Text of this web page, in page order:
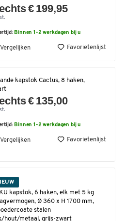
€ 199,95
Binnen 1-2 werkdagen bij u
Vergelijken Favorietenlijst
kapstok Cactus, 8 haken,
€ 135,00
Binnen 1-2 werkdagen bij u
Vergelijken Favorietenlijst
kapstok, 6 haken, elk met 5 kg
Ø 360 x H 1700 mm,
stalen
hout/metaal, grijs-zwart